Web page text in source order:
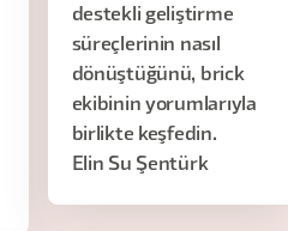
destekli geliştirme
süreçlerinin nasıl
dönüştüğünü, brick
ekibinin yorumlarıyla
birlikte keşfedin.
Elin Su Şentürk